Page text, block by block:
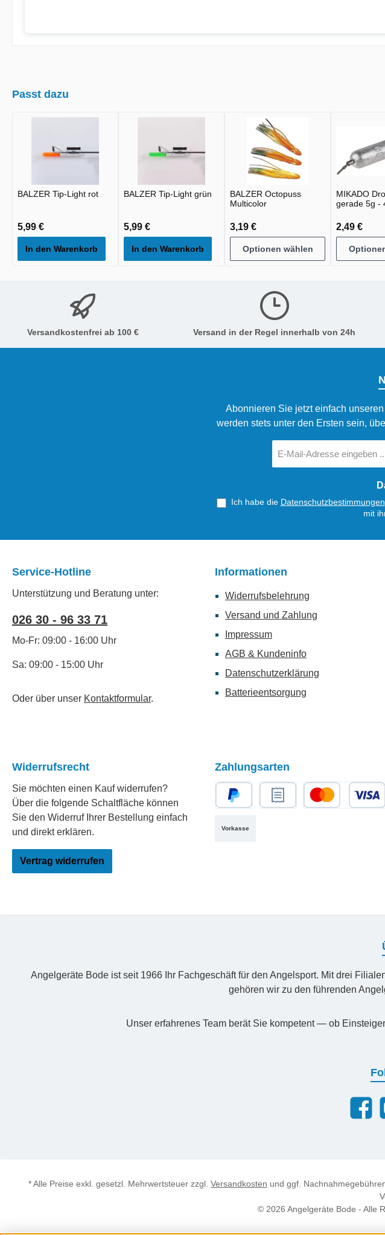
Passt dazu
BALZER Tip-Light rot
5,99 €
In den Warenkorb
BALZER Tip-Light grün
5,99 €
In den Warenkorb
BALZER Octopuss
Multicolor
3,19 €
Optionen wählen
MIKADO
gerade 5g -
2,49 €
Versandkostenfrei ab 100 € Versand in der Regel innerhalb von 24h
Abonnieren Sie jetzt einfach
werden stets unter den Ersten sein,
Mail-
Ich habe die Datenschutzbestimmungen
mit
Service-Hotline
Unterstützung und Beratung unter:
026 30 - 96 33 71
Mo-Fr: 09:00 - 16:00 Uhr
Sa: 09:00 - 15:00 Uhr
Oder über unser Kontaktformular.
Informationen
Widerrufsbelehrung
Versand und Zahlung
Impressum
AGB & Kundeninfo
Datenschutzerklärung
Batterieentsorgung
Widerrufsrecht
Sie möchten einen Kauf widerrufen?
Über die folgende Schaltfläche können
Sie den Widerruf Ihrer Bestellung einfach
und direkt erklären.
Vertrag widerrufen
Zahlungsarten
Vorkasse
Angelgeräte Bode ist seit 1966 Ihr Fachgeschäft für den Angelsport. Mit drei
gehören wir zu den führenden
Unser erfahrenes Team berät Sie kompetent — ob
* Alle Preise exkl. gesetzl. Mehrwertsteuer zzgl. Versandkosten und ggf.
© 2026 Angelgeräte Bode - Alle